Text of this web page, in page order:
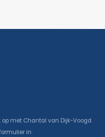
met Chantal van Dijk-Voogd
in.